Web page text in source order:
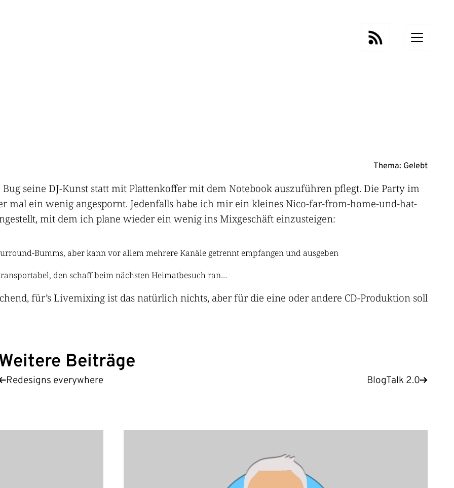
Thema: Gelebt
seine DJ-Kunst statt mit Plattenkoffer mit dem Notebook auszuführen pflegt. Die Party im
mal ein wenig angespornt. Jedenfalls habe ich mir ein kleines Nico-far-from-home-und-hat-
mit dem ich plane wieder ein wenig ins Mixgeschäft einzusteigen:
Bumms, aber kann vor allem mehrere Kanäle getrennt empfangen und ausgeben
den schaff beim nächsten Heimatbesuch ran…
für’s Livemixing ist das natürlich nichts, aber für die eine oder andere CD-Produktion soll
Beiträge
Redesigns everywhere BlogTalk 2.0